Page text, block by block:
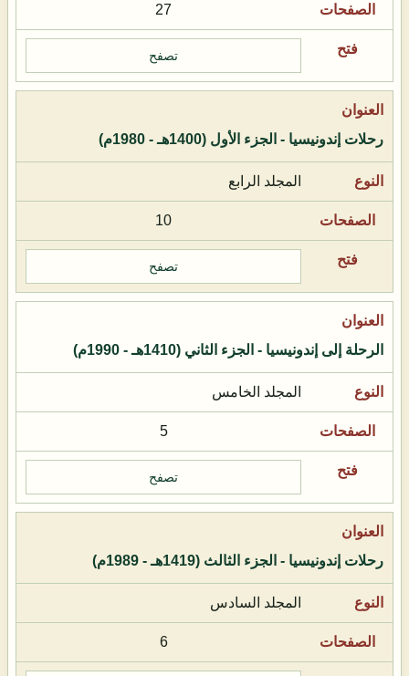
27
تصفح
رحلات إندونيسيا - الجزء الأول (1400هـ - 1980م)
المجلد الرابع
10
تصفح
الرحلة إلى إندونيسيا - الجزء الثاني (1410هـ - 1990م)
المجلد الخامس
5
تصفح
رحلات إندونيسيا - الجزء الثالث (1419هـ - 1989م)
المجلد السادس
6